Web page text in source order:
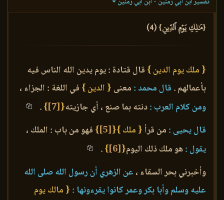
{مَٰلِكِ يَوۡمِ ٱلدِّينِ} (4)
{ ملك يوم الدين } قال قتادة : يوم يدين الله الناس فيه
بأعمالهم . قال محمد : معنى { الدين } في اللغة : الجزاء ،
ومن كلام العرب :دنته بما صنع ، أي جازيته{
[7]
}
.
قال يحيى : من قرأ { ملك }{
[5]
} فهو من باب : الملك ،
يقول :هو ملك ذلك اليوم{
[6]
}
.
وأخبرني بحر السقاء ، عن الزهري أن رسول الله صلى الله
عليه وسلم وأبا بكر وعمر كانوا يقرءونها : { مالك يوم